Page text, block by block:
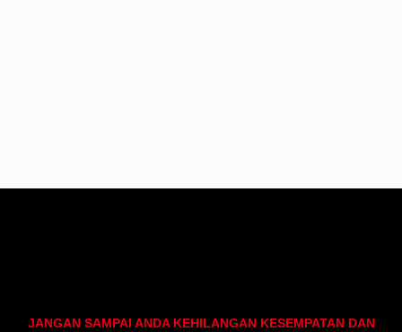
JANGAN SAMPAI ANDA KEHILANGAN KESEMPATAN DAN